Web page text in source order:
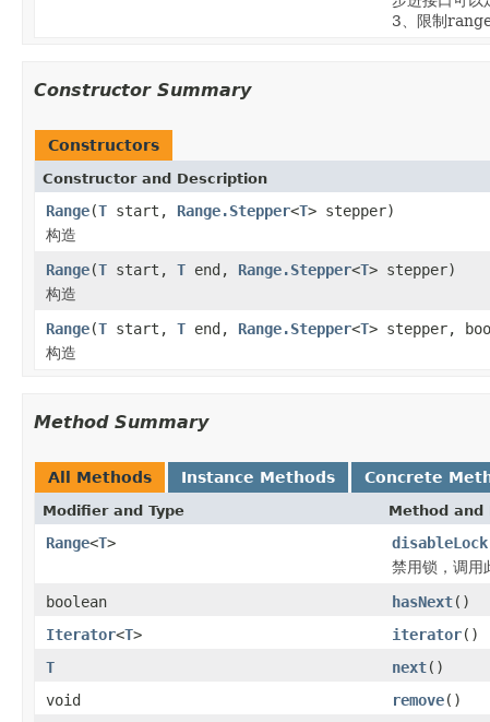
3、限制
Constructor Summary
Constructors
Constructor and Description
Range(T start, Range.Stepper<T> stepper)
构造
Range(T start, T end, Range.Stepper<T> stepper)
构造
Range(T start, T end, Range.Stepper<T> stepper,
构造
Method Summary
All Methods Instance Methods Concrete
Modifier and Type Method and
Range<T> disableLock
禁用锁，调用
boolean
hasNext()
Iterator<T> iterator()
T
next()
void
remove()